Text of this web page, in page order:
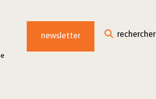
newsletter rechercher